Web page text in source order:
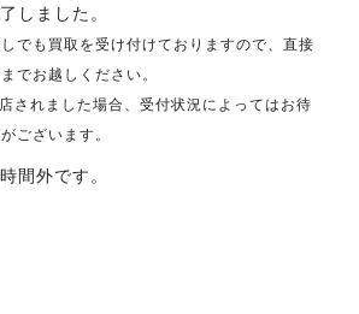
しました。
でも買取を受け付けておりますので、直接
でお越しください。
されました場合、受付状況によってはお待
ございます。
間外です。